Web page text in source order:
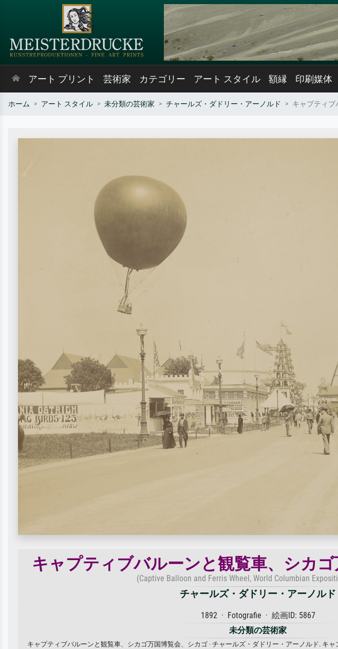
アート プリント 芸術家 カテゴリー アート スタイル 額縁 印刷媒体
ホーム アート スタイル 未分類の芸術家 チャールズ・ダドリー・アーノルド キャプティ
キャプティブバルーンと観覧車、シカ
(Captive Balloon and Ferris Wheel, World Columbian
チャールズ・ダドリー・アーノルド
1892 · Fotografie · 絵画ID: 5867
未分類の芸術家
キャプティブバルーンと観覧車、シカゴ万国博覧会、シカゴ · チャールズ・ダドリー・アーノルド. キ